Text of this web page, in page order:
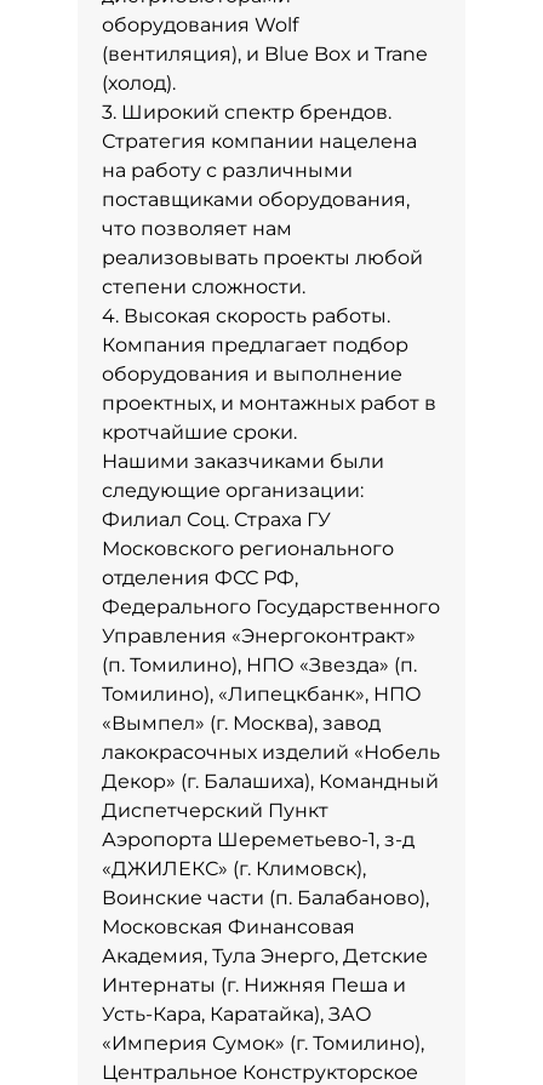
оборудования Wolf
(вентиляция), и Blue Box и Trane
(холод).
3. Широкий спектр брендов.
Стратегия компании нацелена
на работу с различными
поставщиками оборудования,
что позволяет нам
реализовывать проекты любой
степени сложности.
4. Высокая скорость работы.
Компания предлагает подбор
оборудования и выполнение
проектных, и монтажных работ в
кротчайшие сроки.
Нашими заказчиками были
следующие организации:
Филиал Соц. Страха ГУ
Московского регионального
отделения ФСС РФ,
Федерального Государственного
Управления «Энергоконтракт»
(п. Томилино), НПО «Звезда» (п.
Томилино), «Липецкбанк», НПО
«Вымпел» (г. Москва), завод
лакокрасочных изделий «Нобель
Декор» (г. Балашиха), Командный
Диспетчерский Пункт
Аэропорта Шереметьево-1, з-д
«ДЖИЛЕКС» (г. Климовск),
Воинские части (п. Балабаново),
Московская Финансовая
Академия, Тула Энерго, Детские
Интернаты (г. Нижняя Пеша и
Усть-Кара, Каратайка), ЗАО
«Империя Сумок» (г. Томилино),
Центральное Конструкторское